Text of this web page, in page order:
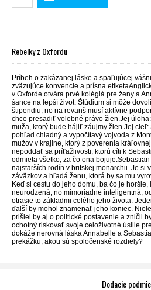
Rebelky z Oxfordu
Príbeh o zakázanej láske a spaľujúcej
zväzujúce konvencie a prísna
v Oxforde otvára prvé kolégiá pre ženy a
šance na lepší život. Štúdium si môže
štipendiu, no na revanš musí aktívne
chce presadiť volebné právo žien.Jej
muža, ktorý bude hájiť záujmy žien.Jej
pohľad chladný a vypočítavý vojvoda z
mužov v krajine, ktorý z poverenia
nepoddať sa príťažlivosti, ktorú cíti k
odmieta všetko, za čo ona
najstarších rodín v britskej monarchii. Je si
záväzkov a hľadá ženu, ktorá by sa mu
Keď si cestu do jeho domu, ba čo je
neurodzená, no mimoriadne inteligentná,
otrasie to základmi celého jeho života.
ďalší by mohol znamenať jeho koniec.
prišiel by aj o politické postavenie a zničil
ochotný riskovať svoje celoživotné úsilie
dokáže nerovná láska Annabelle a
prekážku, akou sú spoločenské rozdiely?
Dodacie